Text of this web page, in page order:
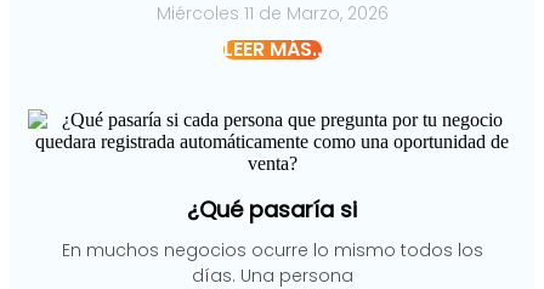
Miércoles 11 de Marzo, 2026
LEER MÁS..
¿Qué pasaría si
En muchos negocios ocurre lo mismo todos los
días. Una persona